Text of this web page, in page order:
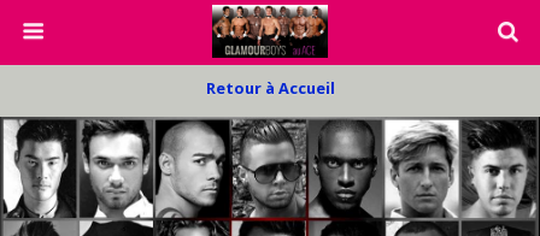
Retour à Accueil